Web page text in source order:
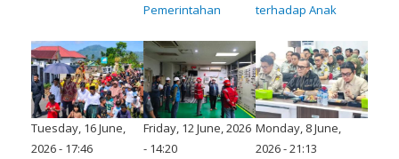
Pemerintahan
terhadap Anak
Tuesday, 16 June,
2026 - 17:46
Friday, 12 June, 2026
- 14:20
Monday, 8 June,
2026 - 21:13